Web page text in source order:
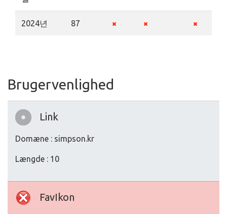
2024년 87
Brugervenlighed
Link
Domæne : simpson.kr
Længde : 10
FavIkon